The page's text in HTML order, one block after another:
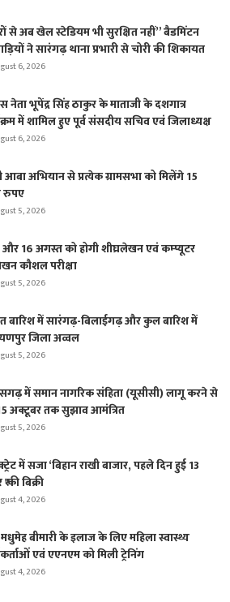
से अब खेल स्टेडियम भी सुरक्षित नहीं” बैडमिंटन
ने सारंगढ़ थाना प्रभारी से चोरी की शिकायत
6, 2026
नेता भूपेंद्र सिंह ठाकुर के माताजी के दशगात्र
में शामिल हुए पूर्व संसदीय सचिव एवं जिलाध्यक्ष
6, 2026
आबा अभियान से प्रत्येक ग्रामसभा को मिलेंगे 15
रुपए
5, 2026
16 अगस्त को होगी शीघ्रलेखन एवं कम्प्यूटर
कौशल परीक्षा
5, 2026
में सारंगढ़-बिलाईगढ़ और कुल बारिश में
जिला अव्वल
5, 2026
में समान नागरिक संहिता (यूसीसी) लागू करने से
अक्टूबर तक सुझाव आमंत्रित
5, 2026
में सजा ‘बिहान राखी बाजार, पहले दिन हुई 13
की बिक्री
4, 2026
बीमारी के इलाज के लिए महिला स्वास्थ्य
एवं एएनएम को मिली ट्रेनिंग
4, 2026